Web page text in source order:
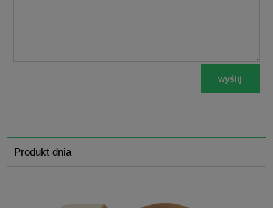
wyślij
Produkt dnia